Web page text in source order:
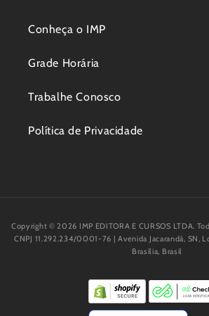
Conheça o IMP
Grade Horária
Trabalhe Conosco
Política de Privacidade
Copyright © 2026 IMP EDITORA E CURSOS LTDA.
CNPJ 11.292.234/0001-76 | Avenida Jacarandá, SN,
Brasília, Brasil